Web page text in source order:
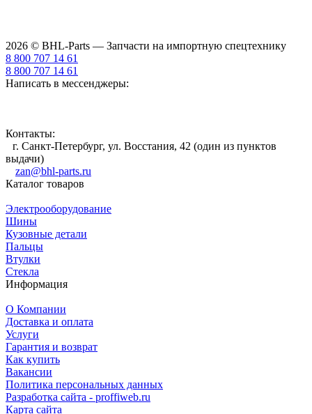
2026 © BHL-Parts — Запчасти на импортную спецтехнику
8 800 707 14 61
8 800 707 14 61
Написать в мессенджеры:
Контакты:
г. Санкт-Петербург, ул. Восстания, 42 (один из пунктов
выдачи)
zan@bhl-parts.ru
Каталог товаров
Электрооборудование
Шины
Кузовные детали
Пальцы
Втулки
Стекла
Информация
О Компании
Доставка и оплата
Услуги
Гарантия и возврат
Как купить
Вакансии
Политика персональных данных
Разработка сайта - proffiweb.ru
Карта сайта